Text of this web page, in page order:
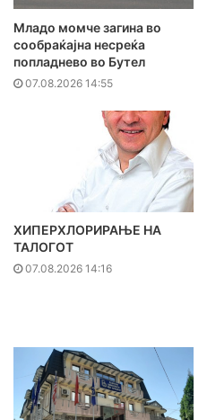
Младо момче загина во
сообраќајна несреќа
попладнево во Бутел
07.08.2026 14:55
ХИПЕРХЛОРИРАЊЕ НА
ТАЛОГОТ
07.08.2026 14:16